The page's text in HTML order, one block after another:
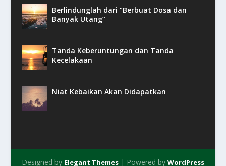
Berlindunglah dari “Berbuat Dosa dan
Banyak Utang”
Tanda Keberuntungan dan Tanda
Kecelakaan
Niat Kebaikan Akan Didapatkan
Designed by Elegant Themes| Powered by WordPress